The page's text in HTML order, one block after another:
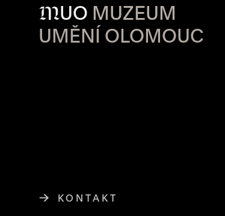
MUO MUZEUM
UMĚNÍ OLOMOUC
OTVÍRACÍ
KONTAKT